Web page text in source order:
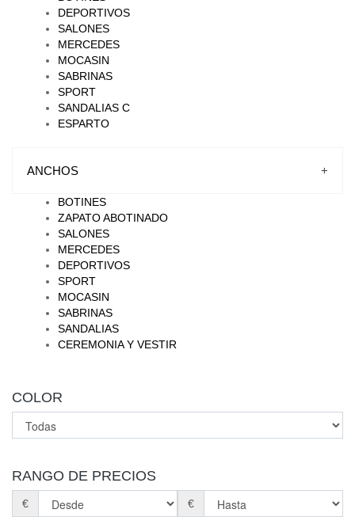
DEPORTIVOS
SALONES
MERCEDES
MOCASIN
SABRINAS
SPORT
SANDALIAS C
ESPARTO
ANCHOS +
BOTINES
ZAPATO ABOTINADO
SALONES
MERCEDES
DEPORTIVOS
SPORT
MOCASIN
SABRINAS
SANDALIAS
CEREMONIA Y VESTIR
COLOR
RANGO DE PRECIOS
€ €